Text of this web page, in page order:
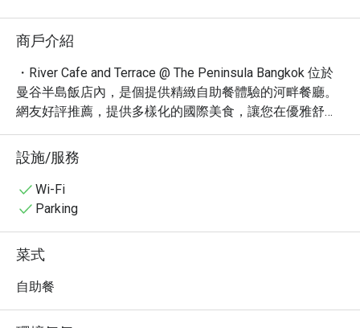
商戶介紹
・River Cafe and Terrace @ The Peninsula Bangkok 位於
曼谷半島飯店內，是個提供精緻自助餐體驗的河畔餐廳。
網友好評推薦，提供多樣化的國際美食，讓您在優雅舒適
的環境中享受美食。
・在這裡，您可以品嚐到新鮮的海鮮、精緻的甜點以及各
式各樣的異國料理。尤其以其豐富的海鮮自助餐和精緻的
燒烤料理聞名，絕對能滿足您的味蕾。鄰近 Charoen
Nakhon 路，交通便利。
Peninsula Bangkok，即可享受高達 5 折的超值優惠！
設施/服務
Wi-Fi
Parking
菜式
自助餐